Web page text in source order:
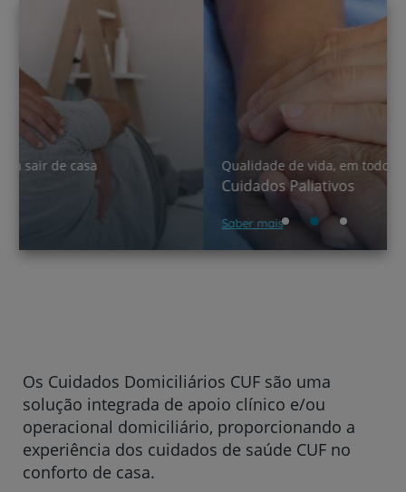
Qualidade de vida, em todos os momentos
Os Cuidados Domiciliários CUF são uma
solução integrada de apoio clínico e/ou
operacional domiciliário, proporcionando a
experiência dos cuidados de saúde CUF no
conforto de casa.